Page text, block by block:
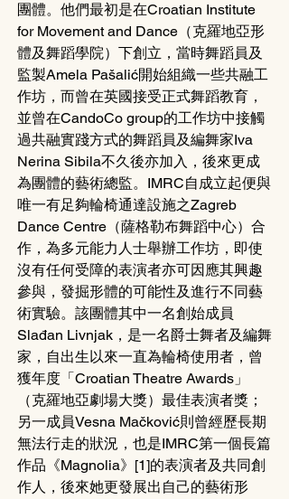
團體。他們最初是在Croatian Institute
for Movement and Dance（克羅地亞形
體及舞蹈學院）下創立，當時舞蹈員及
監製Amela Pašalić開始組織一些共融工
作坊，而曾在英國接受正式舞蹈教育，
並曾在CandoCo group的工作坊中接觸
過共融實踐方式的舞蹈員及編舞家Iva
Nerina Sibila不久後亦加入，後來更成
為團體的藝術總監。IMRC自成立起便與
唯一有足夠輪椅通達設施之Zagreb
Dance Centre（薩格勒布舞蹈中心）合
作，為多元能力人士舉辦工作坊，即使
沒有任何受障的表演者亦可因應其興趣
參與，發掘形體的可能性及進行不同藝
術實驗。該團體其中一名創始成員
Slađan Livnjak，是一名爵士舞者及編舞
家，自出生以來一直為輪椅使用者，曾
獲年度「Croatian Theatre Awards」
（克羅地亞劇場大獎）最佳表演者獎；
另一成員Vesna Mačković則曾經歷長期
無法行走的狀況，也是IMRC第一個長篇
作品《Magnolia》[1]的表演者及共同創
作人，後來她更發展出自己的藝術形